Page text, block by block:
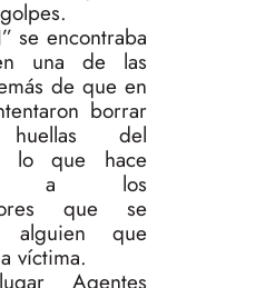
se encontraba
una de las
de que en
borrar
huellas del
lo que hace
a los
que se
que
víctima.